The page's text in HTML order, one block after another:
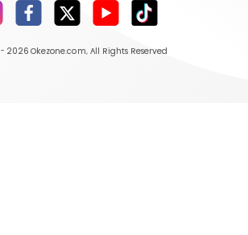
2026 Okezone.com, All Rights Reserved